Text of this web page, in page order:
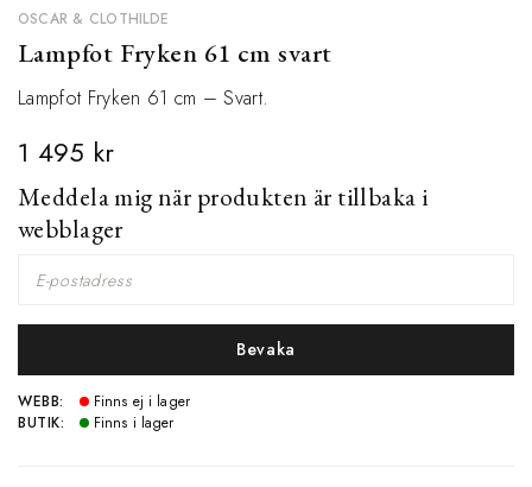
OSCAR & CLOTHILDE
Lampfot Fryken 61 cm svart
Lampfot Fryken 61 cm – Svart.
1 495 kr
Meddela mig när produkten är tillbaka i
webblager
Bevaka
WEBB:
Finns ej i lager
BUTIK:
Finns i lager